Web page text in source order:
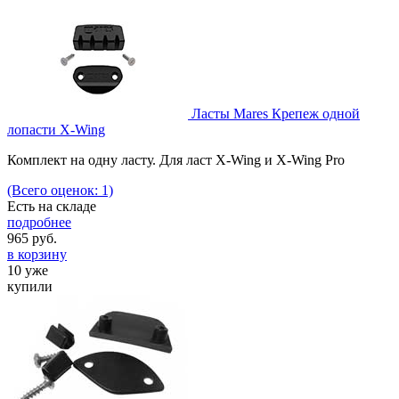
Ласты Mares Крепеж одной
лопасти X-Wing
Комплект на одну ласту. Для ласт X-Wing и X-Wing Pro
(Всего оценок: 1)
Есть на складе
подробнее
965 руб.
в корзину
10 уже
купили